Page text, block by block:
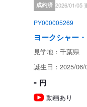
成約済 2026/01/05
PY000005269
ヨークシャー
見学地：千葉県
誕生日：2025/06/
- 円
動画あり